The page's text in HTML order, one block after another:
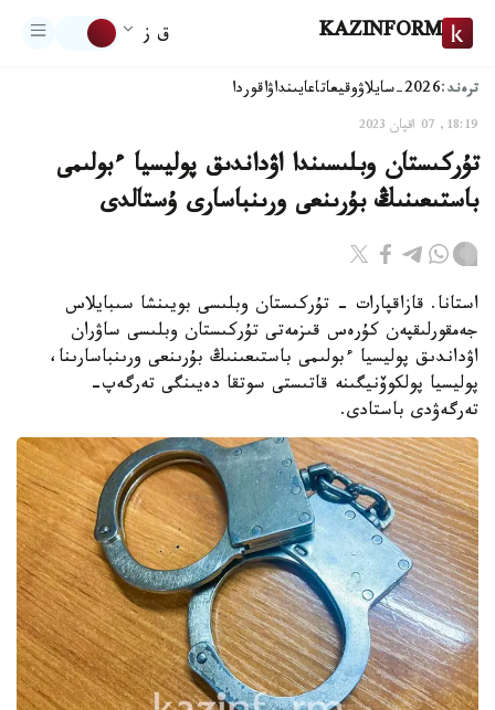
KAZINFORM ق ز
ترەند:2026-سايلاۋ وقيعاتاعايىنداۋاقوردا
18:19, 07 اقپان 2023
تۇركىستان وبلىسىندا اۋداندىق پوليسيا ءبولىمى
باستىعىنىڭ بۇرىنعى ورىنباسارى ۇستالدى
استانا. قازاقپارات - تۇركىستان وبلىسى بويىنشا سىبايلاس
جەمقورلىقپەن كۇرەس قىزمەتى تۇركىستان وبلىسى ساۋران
اۋداندىق پوليسيا ءبولىمى باستىعىنىڭ بۇرىنعى ورىنباسارىنا،
پوليسيا پولكوۆنيگىنە قاتىستى سوتقا دەيىنگى تەرگەپ-
تەرگەۋدى باستادى.